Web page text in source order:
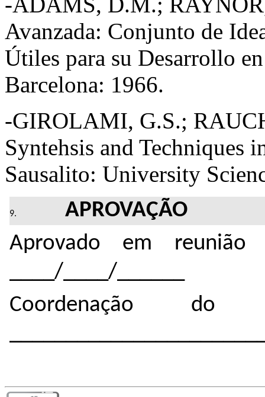
Avanzada: Conjunto de
Útiles para su Desarrollo
Barcelona: 1966.
-GIROLAMI, G.S.;
Syntehsis and Techniques
Sausalito: University
APROVAÇÃO
Aprovado em reunião
____/____/______
Coordenação do